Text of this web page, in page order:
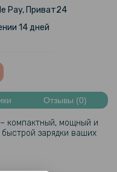
Pay, Приват24
14 дней
Отзывы (0)
– компактный, мощный и
зарядки ваших